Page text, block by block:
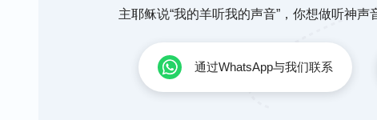
愿接受他作你唯一的主，只愿接受他作你唯一
你不再，你不再，你不再，你不再拒绝他对你
不再抗拒，不再抗拒，不再抗拒他对你的主宰
主耶稣说“我的羊听我的声音”，你想做听神声
通过WhatsApp与我们联系